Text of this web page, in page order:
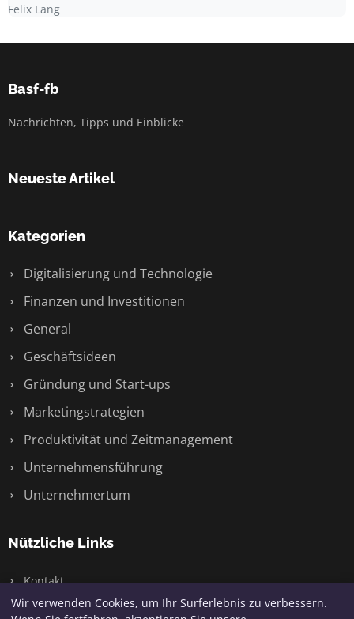
Felix Lang
Basf-fb
Nachrichten, Tipps und Einblicke
Neueste Artikel
Kategorien
Digitalisierung und Technologie
Finanzen und Investitionen
General
Geschäftsideen
Gründung und Start-ups
Marketingstrategien
Produktivität und Zeitmanagement
Unternehmensführung
Unternehmertum
Nützliche Links
Kontakt
Wir verwenden Cookies, um Ihr Surferlebnis zu verbessern.